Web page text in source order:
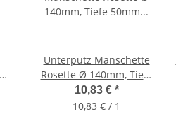
Unterputz Manschette
Rosette Ø 140mm, Tiefe
50mm für Allmess-
System
10,83 € *
10,83 € / 1